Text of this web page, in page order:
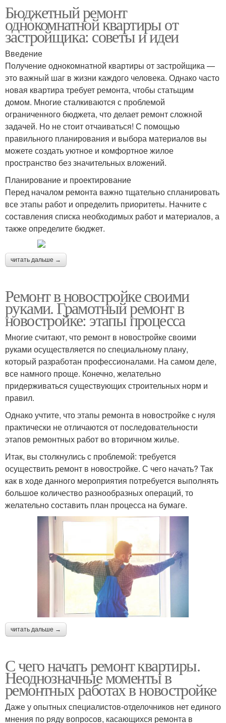
Бюджетный ремонт
однокомнатной квартиры от
застройщика: советы и идеи
Введение
Получение однокомнатной квартиры от застройщика —
это важный шаг в жизни каждого человека. Однако часто
новая квартира требует ремонта, чтобы статьщим
домом. Многие сталкиваются с проблемой
ограниченного бюджета, что делает ремонт сложной
задачей. Но не стоит отчаиваться! С помощью
правильного планирования и выбора материалов вы
можете создать уютное и комфортное жилое
пространство без значительных вложений.
Планирование и проектирование
Перед началом ремонта важно тщательно спланировать
все этапы работ и определить приоритеты. Начните с
составления списка необходимых работ и материалов, а
также определите бюджет.
читать дальше →
Ремонт в новостройке своими
руками. Грамотный ремонт в
новостройке: этапы процесса
Многие считают, что ремонт в новостройке своими
руками осуществляется по специальному плану,
который разработан профессионалами. На самом деле,
все намного проще. Конечно, желательно
придерживаться существующих строительных норм и
правил.
Однако учтите, что этапы ремонта в новостройке с нуля
практически не отличаются от последовательности
этапов ремонтных работ во вторичном жилье.
Итак, вы столкнулись с проблемой: требуется
осуществить ремонт в новостройке. С чего начать? Так
как в ходе данного мероприятия потребуется выполнять
большое количество разнообразных операций, то
желательно составить план процесса на бумаге.
читать дальше →
С чего начать ремонт квартиры.
Неоднозначные моменты в
ремонтных работах в новостройке
Даже у опытных специалистов-отделочников нет единого
мнения по ряду вопросов, касающихся ремонта в